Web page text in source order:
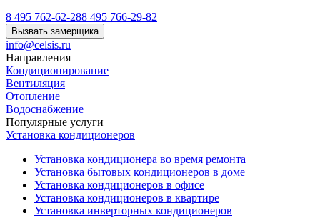
8 495 762-62-288 495 766-29-82
Вызвать замерщика
info@celsis.ru
Направления
Кондиционирование
Вентиляция
Отопление
Водоснабжение
Популярные услуги
Установка кондиционеров
Установка кондиционера во время ремонта
Установка бытовых кондиционеров в доме
Установка кондиционеров в офисе
Установка кондиционеров в квартире
Установка инверторных кондиционеров